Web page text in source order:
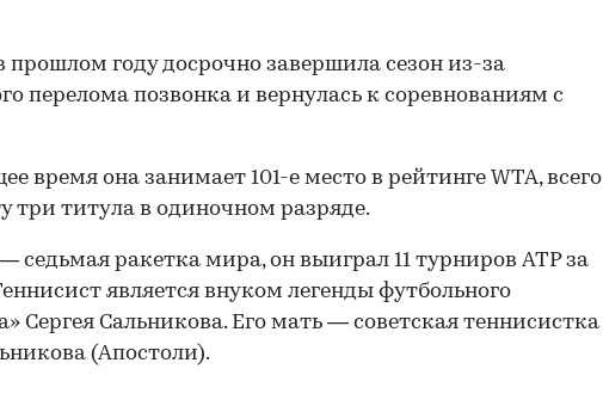
прошлом году досрочно завершила сезон из-за
перелома позвонка и вернулась к соревнованиям с
время она занимает 101-е место в рейтинге WTA, всего
три титула в одиночном разряде.
седьмая ракетка мира, он выиграл 11 турниров ATP за
является внуком легенды футбольного
Сергея Сальникова. Его мать — советская теннисистка
(Апостоли).